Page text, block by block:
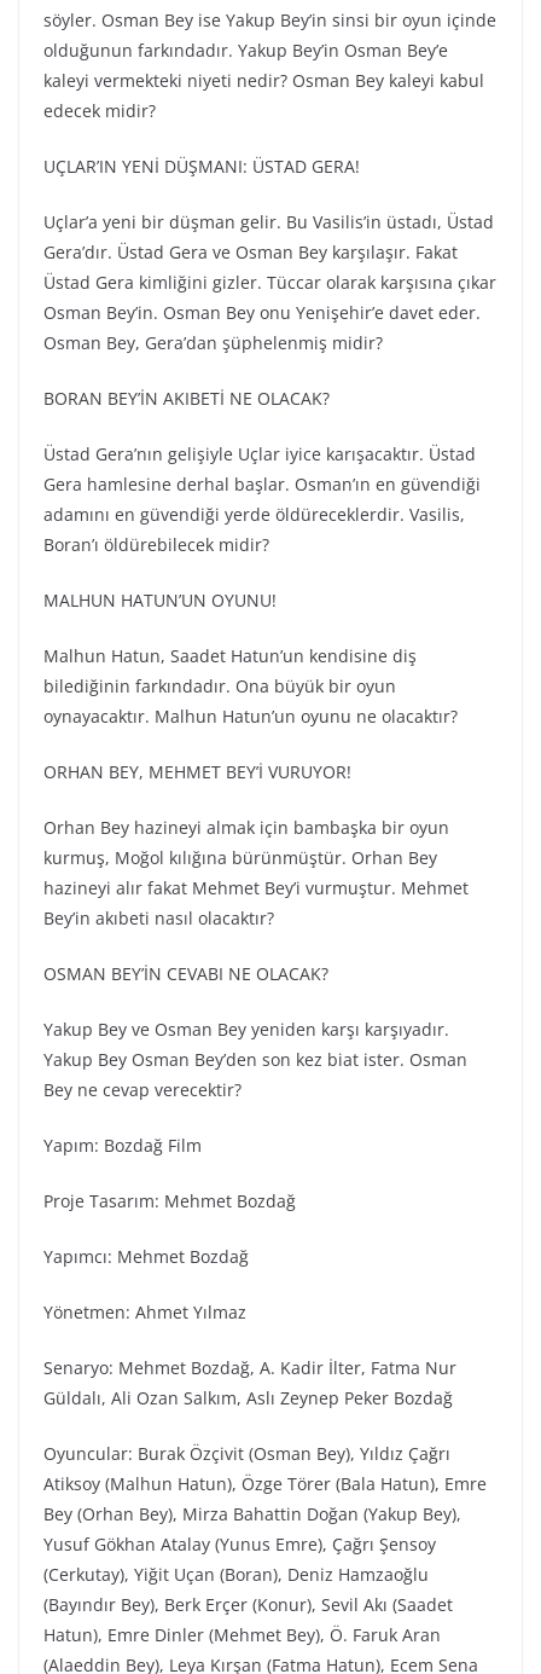
söyler. Osman Bey ise Yakup Bey’in sinsi bir oyun içinde
olduğunun farkındadır. Yakup Bey’in Osman Bey’e
kaleyi vermekteki niyeti nedir? Osman Bey kaleyi kabul
edecek midir?
UÇLAR’IN YENİ DÜŞMANI: ÜSTAD GERA!
Uçlar’a yeni bir düşman gelir. Bu Vasilis’in üstadı, Üstad
Gera’dır. Üstad Gera ve Osman Bey karşılaşır. Fakat
Üstad Gera kimliğini gizler. Tüccar olarak karşısına çıkar
Osman Bey’in. Osman Bey onu Yenişehir’e davet eder.
Osman Bey, Gera’dan şüphelenmiş midir?
BORAN BEY’İN AKIBETİ NE OLACAK?
Üstad Gera’nın gelişiyle Uçlar iyice karışacaktır. Üstad
Gera hamlesine derhal başlar. Osman’ın en güvendiği
adamını en güvendiği yerde öldüreceklerdir. Vasilis,
Boran’ı öldürebilecek midir?
MALHUN HATUN’UN OYUNU!
Malhun Hatun, Saadet Hatun’un kendisine diş
bilediğinin farkındadır. Ona büyük bir oyun
oynayacaktır. Malhun Hatun’un oyunu ne olacaktır?
ORHAN BEY, MEHMET BEY’İ VURUYOR!
Orhan Bey hazineyi almak için bambaşka bir oyun
kurmuş, Moğol kılığına bürünmüştür. Orhan Bey
hazineyi alır fakat Mehmet Bey’i vurmuştur. Mehmet
Bey’in akıbeti nasıl olacaktır?
OSMAN BEY’İN CEVABI NE OLACAK?
Yakup Bey ve Osman Bey yeniden karşı karşıyadır.
Yakup Bey Osman Bey’den son kez biat ister. Osman
Bey ne cevap verecektir?
Yapım: Bozdağ Fi̇lm
Proje Tasarım: Mehmet Bozdağ
Yapımcı: Mehmet Bozdağ
Yönetmen: Ahmet Yılmaz
Senaryo: Mehmet Bozdağ, A. Kadir İlter, Fatma Nur
Güldalı, Ali Ozan Salkım, Aslı Zeynep Peker Bozdağ
Oyuncular: Burak Özçivit (Osman Bey), Yıldız Çağrı
Atiksoy (Malhun Hatun), Özge Törer (Bala Hatun), Emre
Bey (Orhan Bey), Mirza Bahattin Doğan (Yakup Bey),
Yusuf Gökhan Atalay (Yunus Emre), Çağrı Şensoy
(Cerkutay), Yiğit Uçan (Boran), Deniz Hamzaoğlu
(Bayındır Bey), Berk Erçer (Konur), Sevil Akı (Saadet
Hatun), Emre Dinler (Mehmet Bey), Ö. Faruk Aran
(Alaeddin Bey), Leya Kırşan (Fatma Hatun), Ecem Sena